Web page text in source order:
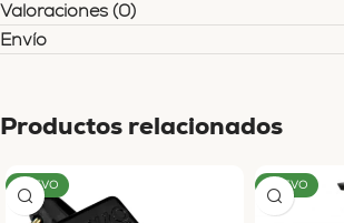
Valoraciones (0)
Envío
Productos relacionados
NUEVO NUEVO